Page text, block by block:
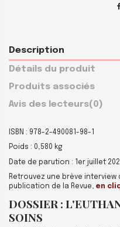
Description
Détails du produit
Produits associés
Avis des lecteurs(0)
ISBN : 978-2-490081-98-1
Poids : 0,580 kg
Date de parution : 1er juillet
Retrouvez une brève
publication de la Revue, en
DOSSIER :
SOINS